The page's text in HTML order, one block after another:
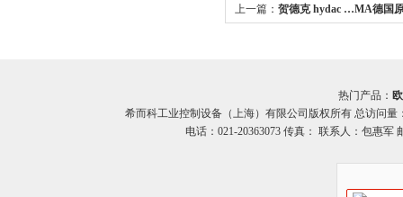
上一篇： 贺德克 hydac …MA德国
热门产品：
希而科工业控制设备（上海）有限公司版权所有 总访问量
电话：021-20363073 传真： 联系人：包惠军